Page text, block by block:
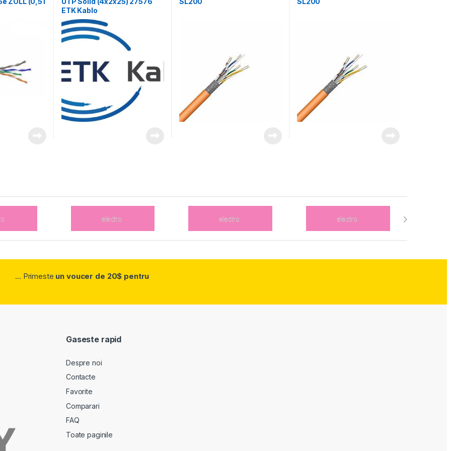
ETK Kablo
... Primeste un voucer de 20$ pentru
Gaseste rapid
Despre noi
Contacte
Favorite
Comparari
FAQ
Toate paginile